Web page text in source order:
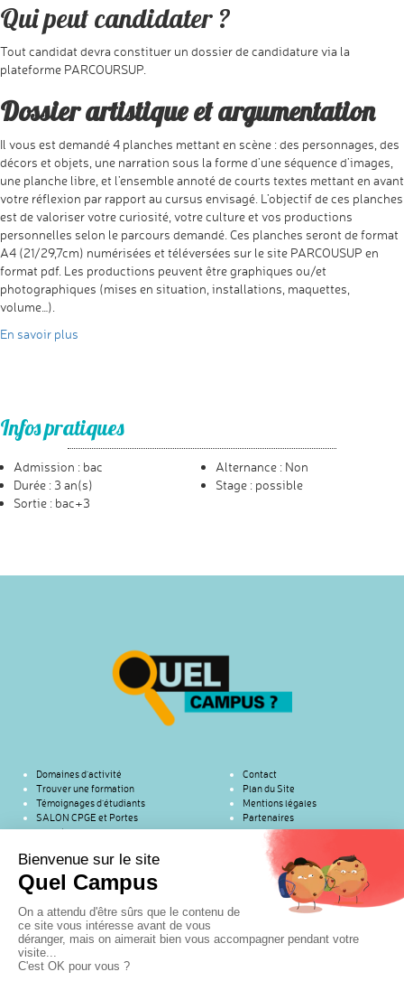
Qui peut candidater ?
Tout candidat devra constituer un dossier de candidature via la
plateforme PARCOURSUP.
Dossier artistique et argumentation
Il vous est demandé 4 planches mettant en scène : des personnages, des
décors et objets, une narration sous la forme d’une séquence d’images,
une planche libre, et l’ensemble annoté de courts textes mettant en avant
votre réflexion par rapport au cursus envisagé. L’objectif de ces planches
est de valoriser votre curiosité, votre culture et vos productions
personnelles selon le parcours demandé. Ces planches seront de format
A4 (21/29,7cm) numérisées et téléversées sur le site PARCOUSUP en
format pdf. Les productions peuvent être graphiques ou/et
photographiques (mises en situation, installations, maquettes,
volume…).
En savoir plus
Infos pratiques
Admission : bac
Durée : 3 an(s)
Sortie : bac+3
Alternance : Non
Stage : possible
Domaines d’activité
Trouver une formation
Témoignages d’étudiants
SALON CPGE et Portes
ouvertes
Contact
Plan du Site
Mentions légales
Partenaires